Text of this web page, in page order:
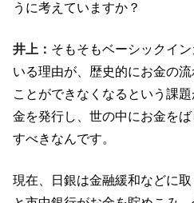
うに考えていますか？
井上： そもそもベーシックイ
いる理由が、歴史的にお金の
ことができなくなるという課
金を発行し、世の中にお金を
すべきなんです。
現在、日銀は金融緩和などに